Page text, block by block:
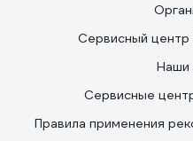
Сервисный
Наши
Сервисные
Правила применения